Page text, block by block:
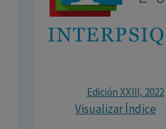
Edición XXIII, 2022
Visualizar Índice